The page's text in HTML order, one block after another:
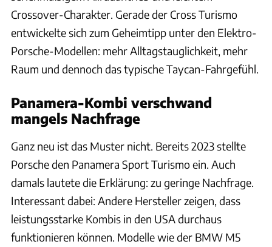
Crossover-Charakter. Gerade der Cross Turismo
entwickelte sich zum Geheimtipp unter den Elektro-
Porsche-Modellen: mehr Alltagstauglichkeit, mehr
Raum und dennoch das typische Taycan-Fahrgefühl.
Panamera-Kombi verschwand
mangels Nachfrage
Ganz neu ist das Muster nicht. Bereits 2023 stellte
Porsche den Panamera Sport Turismo ein. Auch
damals lautete die Erklärung: zu geringe Nachfrage.
Interessant dabei: Andere Hersteller zeigen, dass
leistungsstarke Kombis in den USA durchaus
funktionieren können. Modelle wie der BMW M5